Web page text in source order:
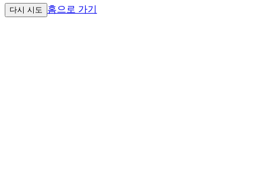
다시 시도 홈으로 가기